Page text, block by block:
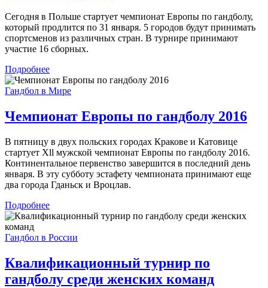
Сегодня в Польше стартует чемпионат Европы по гандболу,
который продлится по 31 января. 5 городов будут принимать
спортсменов из различных стран. В турнире принимают
участие 16 сборных.
Подробнее
Гандбол в Мире
Чемпионат Европы по гандболу 2016
В пятницу в двух польских городах Кракове и Катовице
стартует Хll мужской чемпионат Европы по гандболу 2016.
Континентальное первенство завершится в последний день
января. В эту субботу эстафету чемпионата принимают еще
два города Гданьск и Вроцлав.
Подробнее
Гандбол в России
Квалификационный турнир по
гандболу среди женских команд